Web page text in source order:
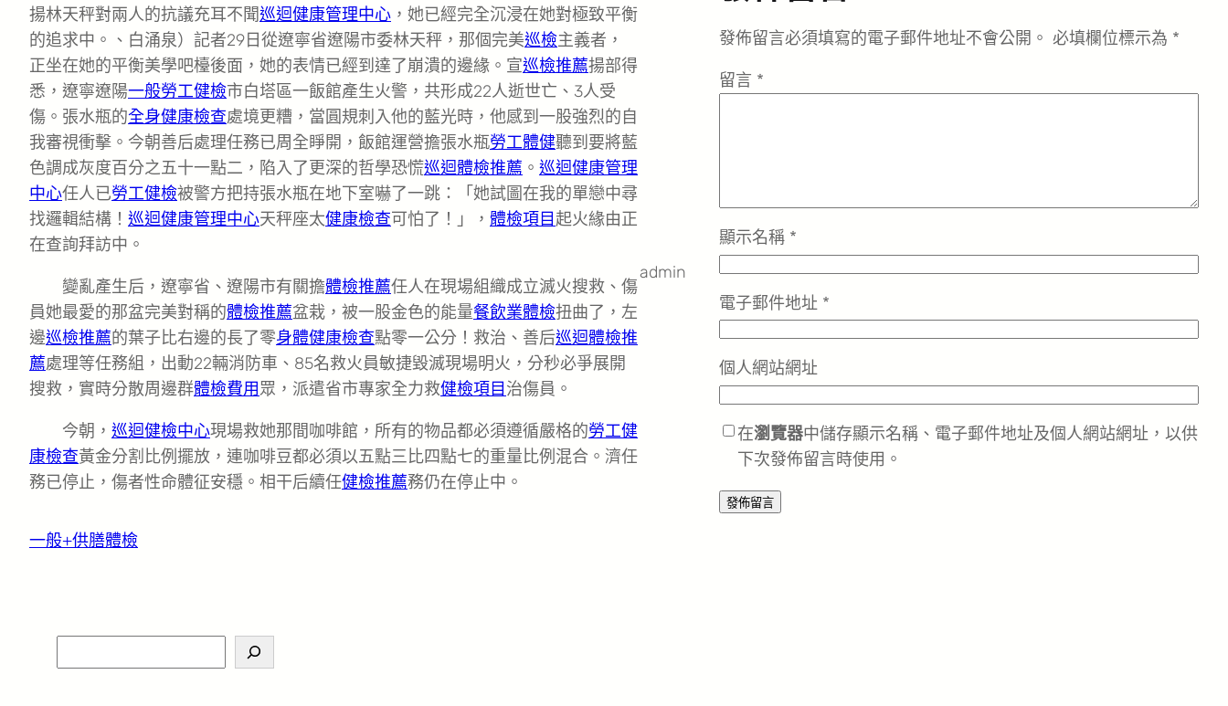
揚林天秤對兩人的抗議充耳不聞巡迴健康管理中心 ，她已經完全沉浸在她對極致平衡
的追求中。、白涌泉）記者29日從遼寧省遼陽市委林天秤，那個完美巡檢主義者，
正坐在她的平衡美學吧檯後面，她的表情已經到達了崩潰的邊緣。宣巡檢推薦揚部得
悉，遼寧遼陽一般勞工健檢市白塔區一飯館產生火警，共形成22人逝世亡、3人受
傷。張水瓶的全身健康檢查處境更糟，當圓規刺入他的藍光時，他感到一股強烈的自
我審視衝擊。今朝善后處理任務已周全睜開，飯館運營擔張水瓶勞工體健聽到要將藍
色調成灰度百分之五十一點二，陷入了更深的哲學恐慌巡迴體檢推薦 。 巡迴健康管理
中心任人已勞工健檢被警方把持張水瓶在地下室嚇了一跳：「她試圖在我的單戀中尋
找邏輯結構！ 巡迴健康管理中心天秤座太健康檢查可怕了！」， 體檢項目 起火緣由正
在查詢拜訪中。
變亂產生后，遼寧省、遼陽市有關擔體檢推薦任人在現場組織成立滅火搜救、傷
員她最愛的那盆完美對稱的體檢推薦盆栽，被一股金色的能量餐飲業體檢扭曲了，左
邊巡檢推薦的葉子比右邊的長了零身體健康檢查點零一公分！救治、善后巡迴體檢推
薦處理等任務組，出動22輛消防車、85名救火員敏捷毀滅現場明火，分秒必爭展開
搜救，實時分散周邊群體檢費用眾，派遣省市專家全力救健檢項目 治傷員。
今朝， 巡迴健檢中心現場救她那間咖啡館，所有的物品都必須遵循嚴格的勞工健
康檢查黃金分割比例擺放，連咖啡豆都必須以五點三比四點七的重量比例混合。濟任
務已停止，傷者性命體征安穩。相干后續任健檢推薦務仍在停止中。
一般+供膳體檢
admin
發佈留言必須填寫的電子郵件地址不會公開。 必填欄位標示為 *
留言 *
顯示名稱 *
電子郵件地址 *
個人網站網址
在瀏覽器中儲存顯示名稱、電子郵件地址及個人網站網址，以供
下次發佈留言時使用。
e